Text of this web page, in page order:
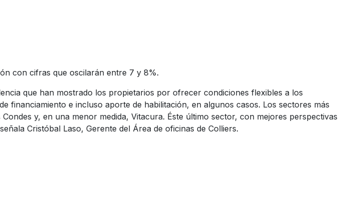
con cifras que oscilarán entre 7 y 8%.
que han mostrado los propietarios por ofrecer condiciones flexibles a los
financiamiento e incluso aporte de habilitación, en algunos casos. Los sectores más
y, en una menor medida, Vitacura. Éste último sector, con mejores perspectivas
Cristóbal Laso, Gerente del Área de oficinas de Colliers.